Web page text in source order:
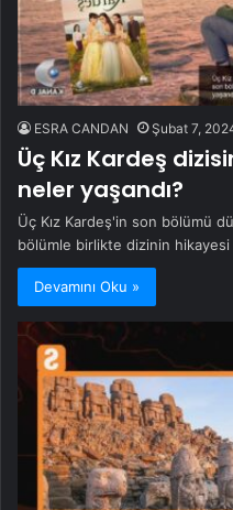
ESRA CANDAN Şubat 7,
Üç Kız Kardeş
neler yaşandı?
Üç Kız Kardeş'in son bölümü
bölümle birlikte dizinin
Devamını Oku »